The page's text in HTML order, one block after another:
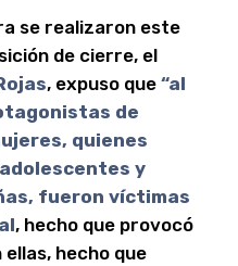
se realizaron este
de cierre, el
, expuso que “al
de
quienes
y
fueron víctimas
, hecho que provocó
hecho que